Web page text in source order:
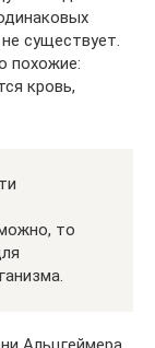
существует.
похожие:
кровь,
то